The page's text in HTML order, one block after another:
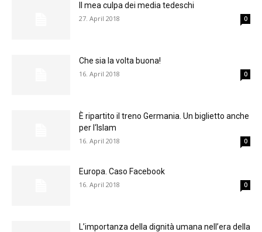
Il mea culpa dei media tedeschi
27. April 2018 0
Che sia la volta buona!
16. April 2018 0
È ripartito il treno Germania. Un biglietto anche
per l‘Islam
16. April 2018 0
Europa. Caso Facebook
16. April 2018 0
L’importanza della dignità umana nell’era della